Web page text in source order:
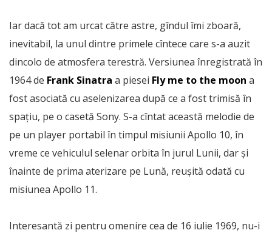
Iar dacă tot am urcat către astre, gîndul îmi zboară,
inevitabil, la unul dintre primele cîntece care s-a auzit
dincolo de atmosfera terestră. Versiunea înregistrată în
1964 de Frank Sinatra a piesei Fly me to the moon a
fost asociată cu aselenizarea după ce a fost trimisă în
spațiu, pe o casetă Sony. S-a cîntat această melodie de
pe un player portabil în timpul misiunii Apollo 10, în
vreme ce vehiculul selenar orbita în jurul Lunii, dar și
înainte de prima aterizare pe Lună, reușită odată cu
misiunea Apollo 11.
Interesantă zi pentru omenire cea de 16 iulie 1969, nu-i